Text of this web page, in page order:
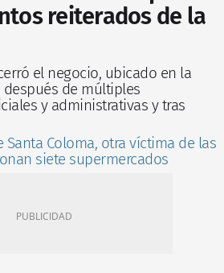
reiterados de la
el negocio, ubicado en la
después de múltiples
y administrativas y tras
Santa Coloma, otra víctima de las
siete supermercados